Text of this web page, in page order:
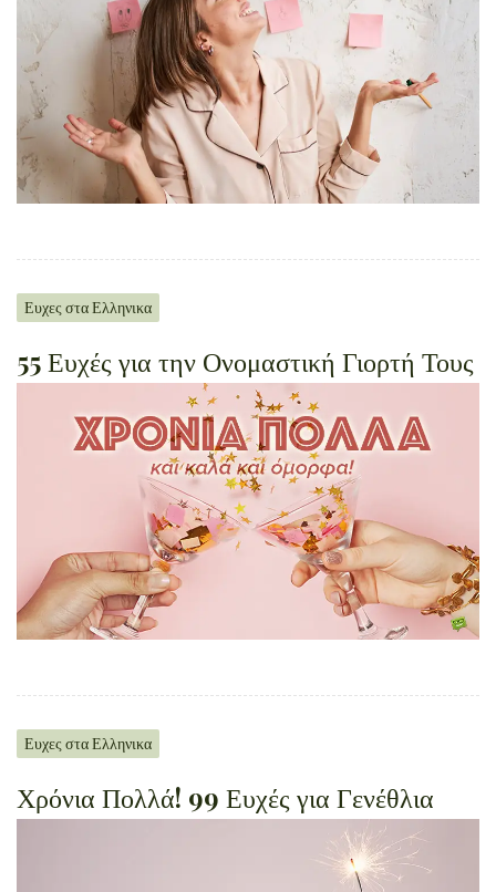
Ευχες στα Ελληνικα
55 Ευχές για την Ονομαστική Γιορτή Τους
Ευχες στα Ελληνικα
Χρόνια Πολλά! 99 Ευχές για Γενέθλια